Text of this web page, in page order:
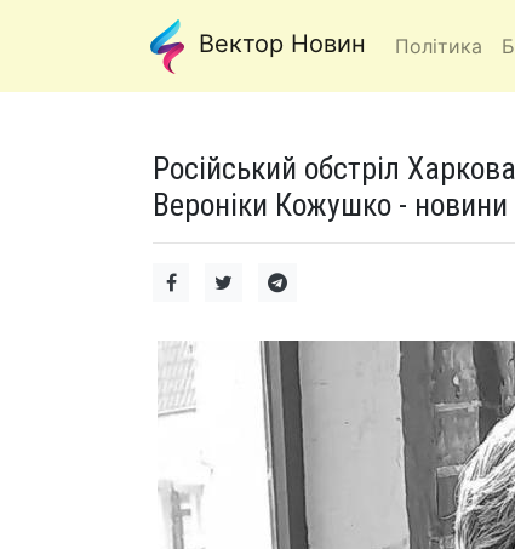
Вектор Новин Політика
Російський обстріл
Вероніки Кожушко - новини